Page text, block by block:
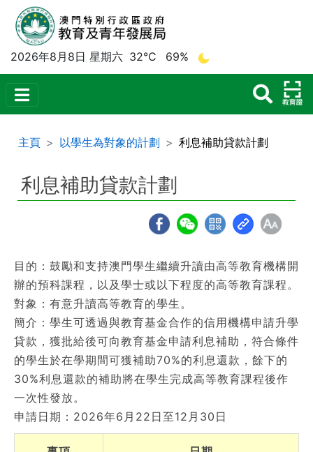
2026年8月8日 星期六 32°C 69%
主頁 以學生為對象的計劃 利息補助貸款計劃
利息補助貸款計劃
目的：鼓勵和支持澳門學生繼續升讀由高等教育機構開
辦的預科課程，以及學士或以下程度的高等教育課程。
對象：有意升讀高等教育的學生。
簡介：學生可透過與教育基金合作的信用機構申請升學
貸款，獲批給後可向教育基金申請利息補助，符合條件
的學生於在學期間可獲補助70%的利息還款，餘下的
30%利息還款的補助將在學生完成高等教育課程後作
一次性發放。
申請日期：2026年6月22日至12月30日